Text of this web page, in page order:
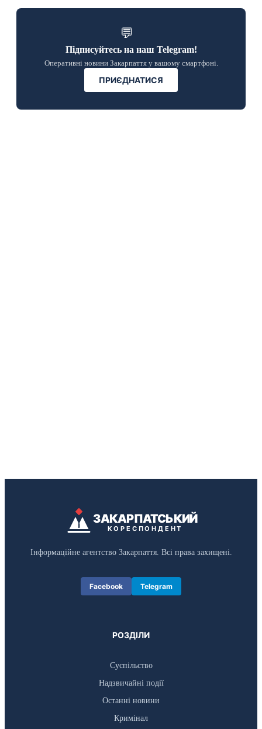
💬
Підписуйтесь на наш Telegram!
Оперативні новини Закарпаття у вашому смартфоні.
ПРИЄДНАТИСЯ
ЗАКАРПАТСЬКИЙ
КОРЕСПОНДЕНТ
Інформаційне агентство Закарпаття. Всі права захищені.
Facebook Telegram
РОЗДІЛИ
Суспільство
Надзвичайні події
Останні новини
Кримінал